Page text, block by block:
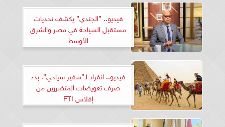
فيديو.. ”الجندي” يكشف تحديات
مستقبل السياحة في مصر والشرق
الأوسط
فيديو.. انفراد لـ”سفير سياحي”: بدء
صرف تعويضات المتضررين من
إفلاس FTI